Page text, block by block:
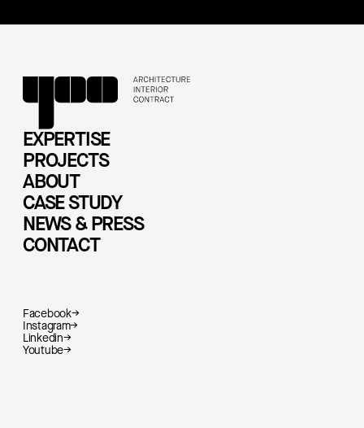
EXPERTISE
PROJECTS
ABOUT
CASE STUDY
NEWS & PRESS
CONTACT
Facebook→
Instagram→
Linkedin→
Youtube→